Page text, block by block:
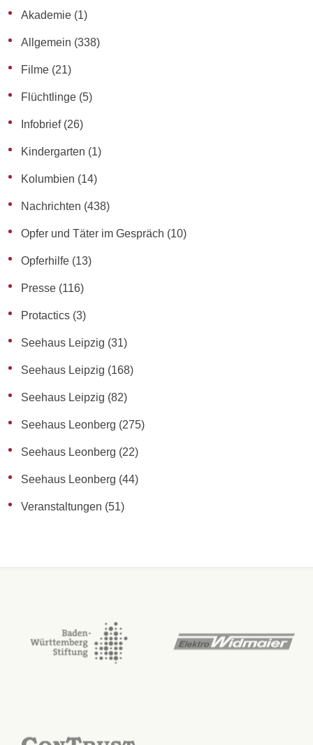
Akademie (1)
Allgemein (338)
Filme (21)
Flüchtlinge (5)
Infobrief(26)
Kindergarten (1)
Kolumbien (14)
Nachrichten (438)
Opfer und Täter im Gespräch (10)
Opferhilfe (13)
Presse (116)
Protactics (3)
Seehaus Leipzig (31)
Seehaus Leipzig (168)
Seehaus Leipzig (82)
Seehaus Leonberg (275)
Seehaus Leonberg (22)
Seehaus Leonberg (44)
Veranstaltungen (51)